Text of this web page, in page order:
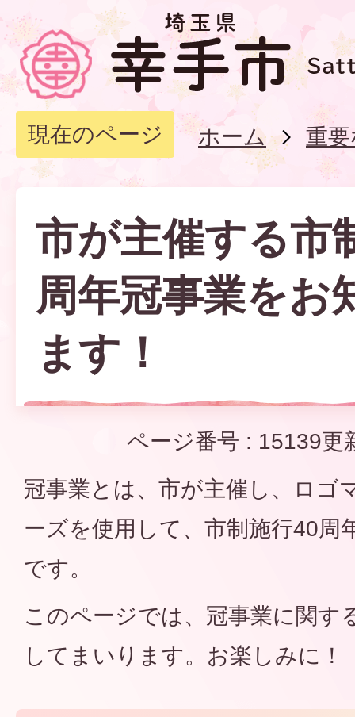
現在のページ ホーム 重
市が主催する市
周年冠事業をお
ます！
ページ番号 : 15139更
冠事業とは、市が主催し、ロゴ
ーズを使用して、市制施行40周
です。
このページでは、冠事業に関す
してまいります。お楽しみに！